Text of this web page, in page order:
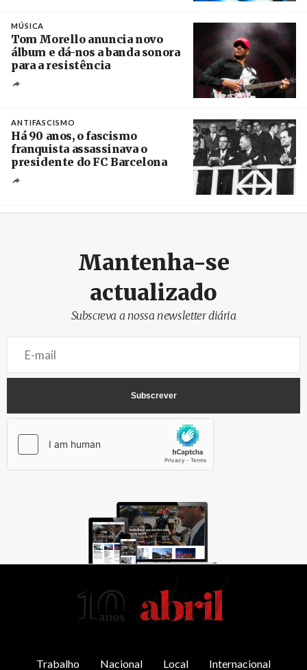
MÚSICA
Tom Morello anuncia novo
álbum e dá-nos a banda sonora
para a resistência
ANTIFASCISMO
Há 90 anos, o fascismo
franquista assassinava o
presidente do FC Barcelona
Mantenha-se
actualizado
Subscreva a nossa newsletter diária
Trabalho Nacional Local Internacional